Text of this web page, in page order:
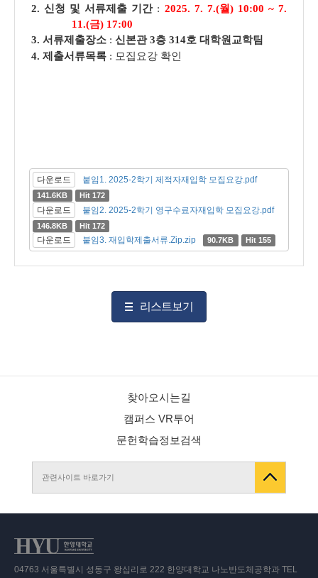
2. 신청 및 서류제출 기간: 2025. 7. 7.(월) 10:00 ~ 7.
11.(금) 17:00
3. 서류제출장소 : 신본관 3층 314호 대학원교학팀
4. 제출서류목록 : 모집요강 확인
다운로드 붙임1. 2025-2학기 제적자재입학 모집요강.pdf
141.6KB Hit 172
다운로드 붙임2. 2025-2학기 영구수료자재입학 모집요강.pdf
146.8KB Hit 172
다운로드 붙임3. 재입학제출서류.Zip.zip 90.7KB Hit 155
리스트보기
찾아오시는길
캠퍼스 VR투어
문헌학습정보검색
04763 서울특별시 성동구 왕십리로 222 한양대학교 나노반도체공학과 TEL
관련사이트 바로가기